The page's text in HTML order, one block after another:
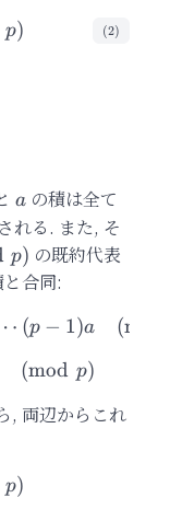
p) (2)
a
a の積は全て
れる. また, そ
p) の既約代表
合同:
(p − 1)a (mod
(p-1)!\cdot
(mod p)
, 両辺からこれ
1\pmod{p}
p)